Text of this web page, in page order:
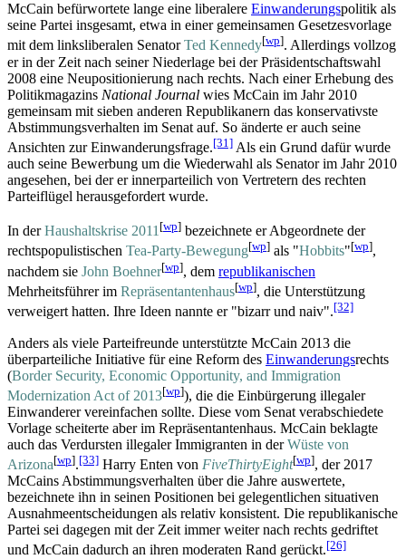
McCain befürwortete lange eine liberalere Einwanderungs­politik als
seine Partei insgesamt, etwa in einer gemeinsamen Gesetzesvorlage
mit dem linksliberalen SenatorTed Kennedy[wp]. Allerdings vollzog
er in der Zeit nach seiner Niederlage bei der Präsidentschaftswahl
2008 eine Neupositionierung nach rechts. Nach einer Erhebung des
Politikmagazins National Journal wies McCain im Jahr 2010
gemeinsam mit sieben anderen Republikanern das konservativste
Abstimmungs­verhalten im Senat auf. So änderte er auch seine
Ansichten zur Einwanderungsfrage.[31] Als ein Grund dafür wurde
auch seine Bewerbung um die Wiederwahl als Senator im Jahr 2010
angesehen, bei der er innerparteilich von Vertretern des rechten
Parteiflügel herausgefordert wurde.
In derHaushaltskrise 2011 [wp] bezeichnete er Abgeordnete der
rechtspopulistischen Tea-Party-Bewegung[wp] als "Hobbits"[wp],
nachdem sie John Boehner[wp], dem republikanischen
Mehrheitsführer im Repräsentantenhaus[wp], die Unterstützung
verweigert hatten. Ihre Ideen nannte er "bizarr und naiv".[32]
Anders als viele Parteifreunde unterstützte McCain 2013 die
überparteiliche Initiative für eine Reform des Einwanderungs­rechts
(Border Security, Economic Opportunity, and Immigration
Modernization Act of 2013[wp]), die die Einbürgerung illegaler
Einwanderer vereinfachen sollte. Diese vom Senat verabschiedete
Vorlage scheiterte aber im Repräsentantenhaus. McCain beklagte
auch das Verdursten illegaler Immigranten in derWüste von
Arizona[wp].[33] Harry Enten von FiveThirtyEight[wp], der 2017
McCains Abstimmungs­verhalten über die Jahre auswertete,
bezeichnete ihn in seinen Positionen bei gelegentlichen situativen
Ausnahme­entscheidungen als relativ konsistent. Die republikanische
Partei sei dagegen mit der Zeit immer weiter nach rechts gedriftet
und McCain dadurch an ihren moderaten Rand gerückt.[26]